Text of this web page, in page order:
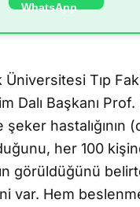
Tıp
Dalı Başkanı Prof.
şeker hastalığının
her 100
görüldüğünü
var. Hem beslenme